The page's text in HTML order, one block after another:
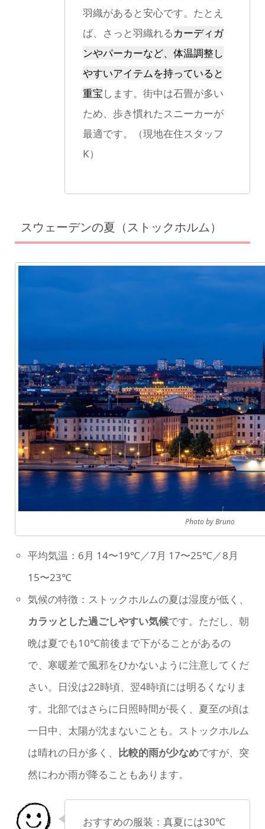
羽織があると安心です。たとえ
ば、さっと羽織れるカーディガ
ンやパーカーなど、体温調整し
やすいアイテムを持っていると
重宝します。街中は石畳が多い
ため、歩き慣れたスニーカーが
最適です。（現地在住スタッフ
K）
スウェーデンの夏（ストックホルム）
Photo by Bruno
平均気温：6月 14〜19℃／7月 17〜25℃／8月
15〜23℃
気候の特徴：ストックホルムの夏は湿度が低く、
カラッとした過ごしやすい気候です。ただし、朝
晩は夏でも10℃前後まで下がることがあるの
で、寒暖差で風邪をひかないように注意してくだ
さい。日没は22時頃、翌4時頃には明るくなりま
す。北部ではさらに日照時間が長く、夏至の頃は
一日中、太陽が沈まないことも。ストックホルム
は晴れの日が多く、 比較的雨が少なめですが、突
然にわか雨が降ることもあります。
おすすめの服装：真夏には30℃